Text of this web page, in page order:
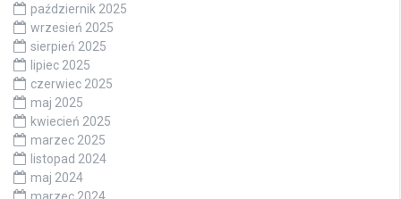
październik 2025
wrzesień 2025
sierpień 2025
lipiec 2025
czerwiec 2025
maj 2025
kwiecień 2025
marzec 2025
listopad 2024
maj 2024
marzec 2024